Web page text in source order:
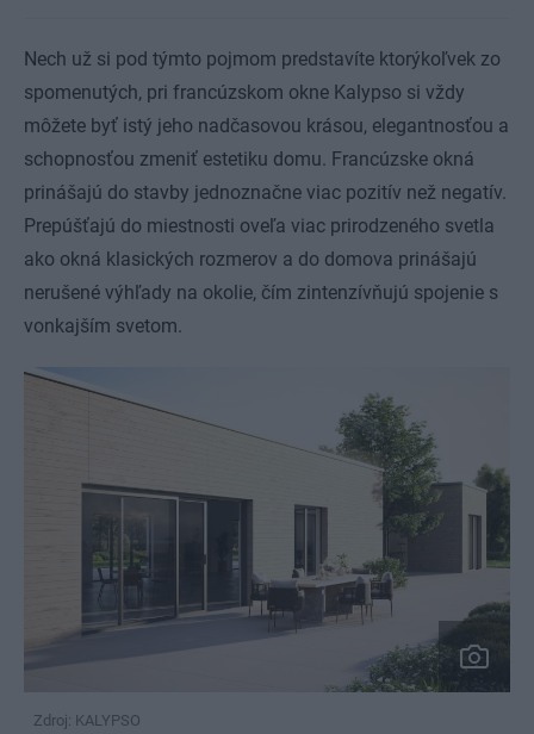
Nech už si pod týmto pojmom predstavíte ktorýkoľvek zo
spomenutých, pri francúzskom okne Kalypso si vždy
môžete byť istý jeho nadčasovou krásou, elegantnosťou a
schopnosťou zmeniť estetiku domu. Francúzske okná
prinášajú do stavby jednoznačne viac pozitív než negatív.
Prepúšťajú do miestnosti oveľa viac prirodzeného svetla
ako okná klasických rozmerov a do domova prinášajú
nerušené výhľady na okolie, čím zintenzívňujú spojenie s
vonkajším svetom.
Zdroj: KALYPSO